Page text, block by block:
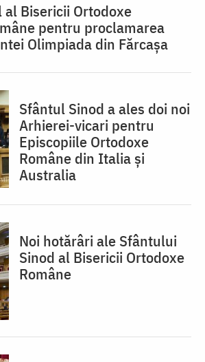
al Bisericii Ortodoxe
pentru proclamarea
Olimpiada din Fărcașa
Sfântul Sinod a ales doi noi
Arhierei-vicari pentru
Episcopiile Ortodoxe
Române din Italia și
Australia
Noi hotărâri ale Sfântului
Sinod al Bisericii Ortodoxe
Române